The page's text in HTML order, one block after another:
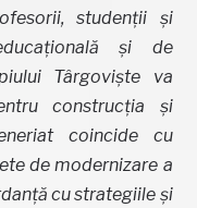
studenții și
și de
Târgoviște va
construcția și
coincide cu
de modernizare a
cu strategiile și